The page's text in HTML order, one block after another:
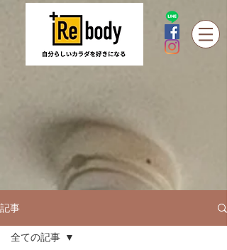
記事
全ての記事